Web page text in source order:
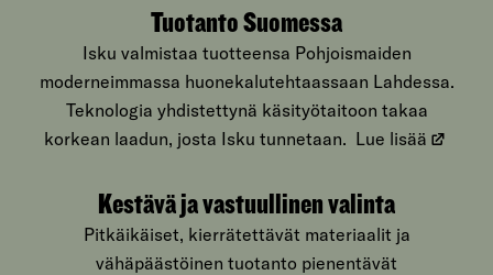
Tuotanto Suomessa
Isku valmistaa tuotteensa Pohjoismaiden
moderneimmassa huonekalutehtaassaan Lahdessa.
Teknologia yhdistettynä käsityötaitoon takaa
korkean laadun, josta Isku tunnetaan. Lue lisää
Kestävä ja vastuullinen valinta
Pitkäikäiset, kierrätettävät materiaalit ja
vähäpäästöinen tuotanto pienentävät